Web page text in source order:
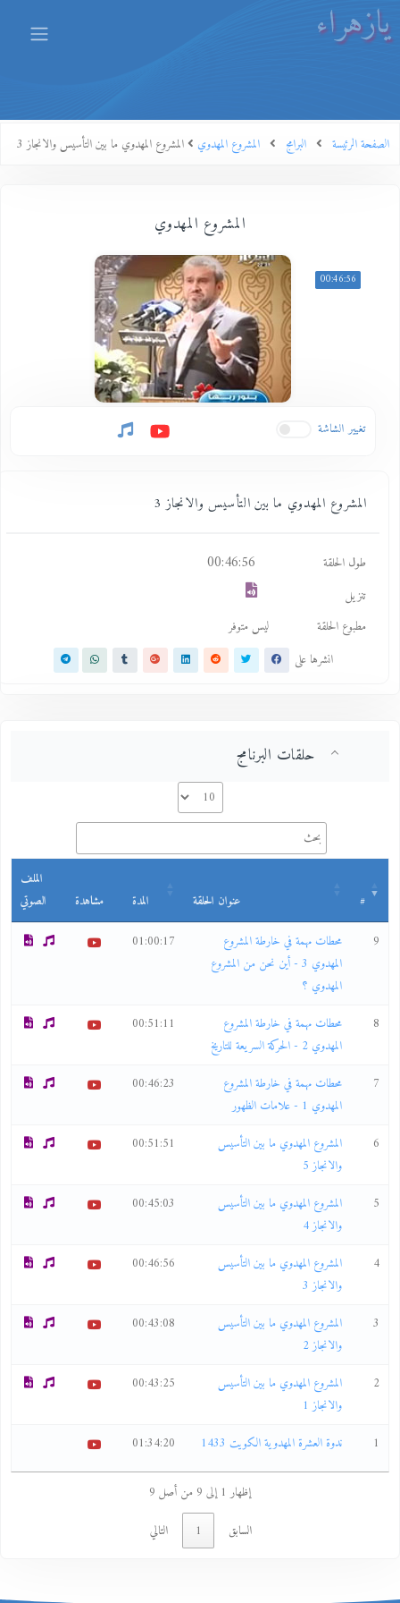
يازهراء
الصفحة الرئيسة البرامج المشروع المهدوي المشروع المهدوي ما بين التأسيس والانجاز 3
المشروع المهدوي
00:46:56
تغيير الشاشة
المشروع المهدوي ما بين التأسيس والانجاز 3
طول الحلقة 00:46:56
تنزيل
مطبوع الحلقة
ليس متوفر
انشرها على
حلقات البرنامج
عنوان الحلقة المدة مشاهدة
الملف
الصوتي
محطات مهمة في خارطة المشروع
المهدوي 3 - أين نحن من المشروع
المهدوي ؟
01:00:17
محطات مهمة في خارطة المشروع
المهدوي 2 - الحركة السريعة للتاريخ
00:51:11
محطات مهمة في خارطة المشروع
المهدوي 1 - علامات الظهور
00:46:23
المشروع المهدوي ما بين التأسيس
والانجاز 5
00:51:51
المشروع المهدوي ما بين التأسيس
والانجاز 4
00:45:03
المشروع المهدوي ما بين التأسيس
والانجاز 3
00:46:56
المشروع المهدوي ما بين التأسيس
والانجاز 2
00:43:08
المشروع المهدوي ما بين التأسيس
والانجاز 1
00:43:25
ندوة العشرة المهدوية الكويت 1433 01:34:20
إظهار 1 إلى 9 من أصل 9
السابق
التالي